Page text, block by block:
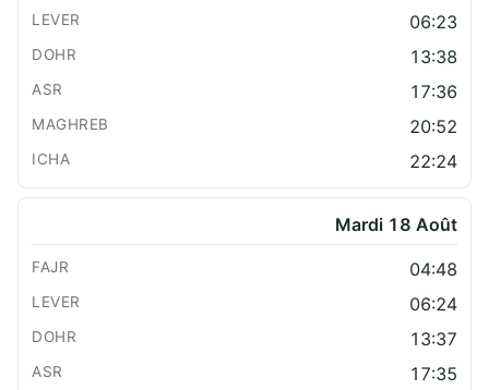
06:23
13:38
17:36
20:52
22:24
Mardi 18 Août
04:48
06:24
13:37
17:35